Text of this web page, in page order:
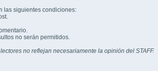
las siguientes condiciones:
no serán permitidos.
no reflejan necesariamente la opinión del STAFF.